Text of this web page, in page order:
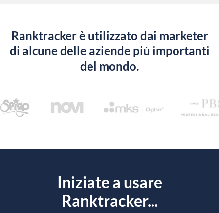
Ranktracker è utilizzato dai marketer
di alcune delle aziende più importanti
del mondo.
Iniziate a usare
Ranktracker...